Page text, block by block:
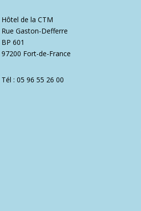
Hôtel de la CTM
Rue Gaston-Defferre
BP 601
97200 Fort-de-France
Tél : 05 96 55 26 00